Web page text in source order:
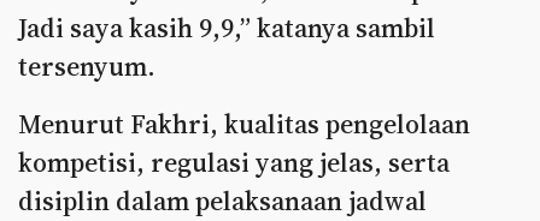
Jadi saya kasih 9,9,” katanya sambil
tersenyum.
Menurut Fakhri, kualitas pengelolaan
kompetisi, regulasi yang jelas, serta
disiplin dalam pelaksanaan jadwal